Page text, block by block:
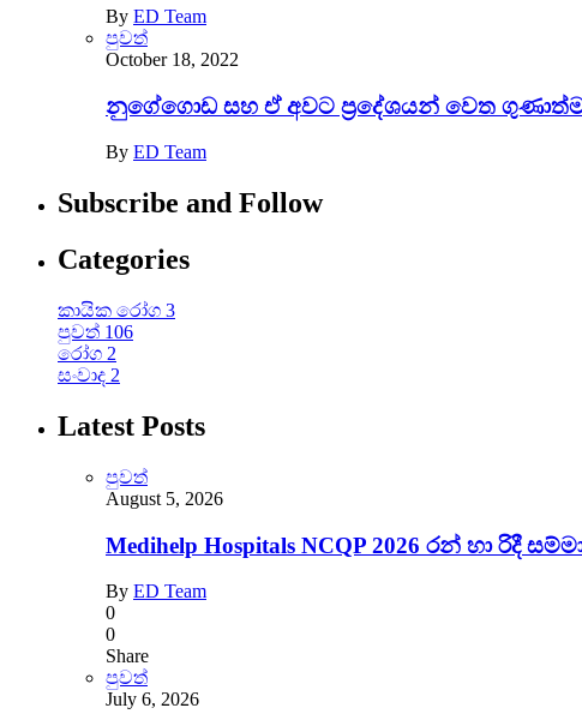
By ED Team
පුවත්
October 18, 2022
නුගේගොඩ සහ ඒ අවට ප‍්‍රදේශයන් වෙත
By ED Team
Subscribe and Follow
Categories
කායික රෝග 3
පුවත් 106
රෝග 2
සංවාද 2
Latest Posts
පුවත්
August 5, 2026
Medihelp Hospitals NCQP 2026 රන් හා රිදී
By ED Team
0
0
Share
පුවත්
July 6, 2026